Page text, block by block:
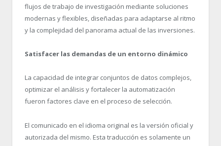
flujos de trabajo de investigación mediante soluciones
modernas y flexibles, diseñadas para adaptarse al ritmo
y la complejidad del panorama actual de las inversiones.
Satisfacer las demandas de un entorno dinámico
La capacidad de integrar conjuntos de datos complejos,
optimizar el análisis y fortalecer la automatización
fueron factores clave en el proceso de selección.
El comunicado en el idioma original es la versión oficial y
autorizada del mismo. Esta traducción es solamente un